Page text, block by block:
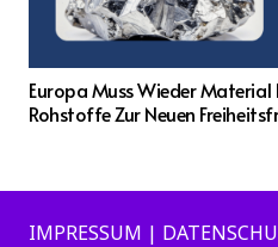
Europa Muss Wieder
Rohstoffe Zur Neuen
IMPRESSUM |